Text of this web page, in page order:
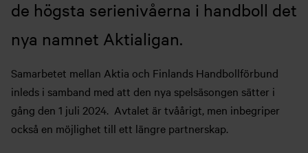
de högsta serienivåerna i handboll det
nya namnet Aktialigan.
Samarbetet mellan Aktia och Finlands Handbollförbund
inleds i samband med att den nya spelsäsongen sätter i
gång den 1 juli 2024. Avtalet är tvåårigt, men inbegriper
också en möjlighet till ett längre partnerskap.